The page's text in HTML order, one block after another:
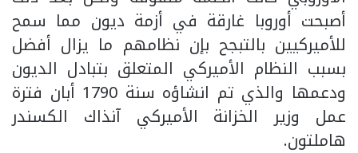
أصبحت أوروبا غارقة في أزمة ديون مما سمح
للأميركيين بالتبجح بإن نظامهم ما يزال أفضل
بسبب النظام الأميركي المتعلق بتبادل الديون
ودعمها والذي تم انشاؤه سنة 1790 أبان فترة
عمل وزير الخزانة الأميركي آنذاك الكسندر
هاملتون.